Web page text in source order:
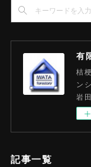
有
桔
ン
岩
記事一覧